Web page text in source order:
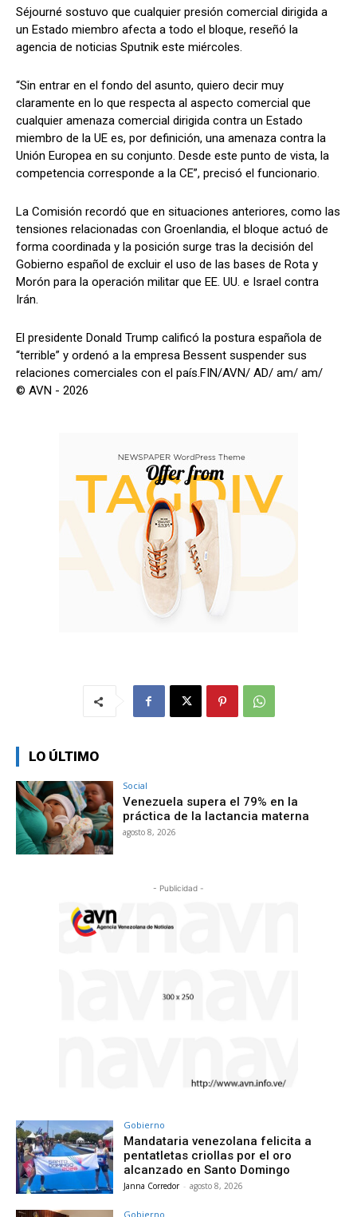
Séjourné sostuvo que cualquier presión comercial dirigida a
un Estado miembro afecta a todo el bloque, reseñó la
agencia de noticias Sputnik este miércoles.
“Sin entrar en el fondo del asunto, quiero decir muy
claramente en lo que respecta al aspecto comercial que
cualquier amenaza comercial dirigida contra un Estado
miembro de la UE es, por definición, una amenaza contra la
Unión Europea en su conjunto. Desde este punto de vista, la
competencia corresponde a la CE”, precisó el funcionario.
La Comisión recordó que en situaciones anteriores, como las
tensiones relacionadas con Groenlandia, el bloque actuó de
forma coordinada y la posición surge tras la decisión del
Gobierno español de excluir el uso de las bases de Rota y
Morón para la operación militar que EE. UU. e Israel contra
Irán.
El presidente Donald Trump calificó la postura española de
“terrible” y ordenó a la empresa Bessent suspender sus
relaciones comerciales con el país.FIN/AVN/ AD/ am/ am/
© AVN - 2026
LO ÚLTIMO
Social
Venezuela supera el 79% en la
práctica de la lactancia materna
agosto 8, 2026
- Publicidad -
Gobierno
Mandataria venezolana felicita a
pentatletas criollas por el oro
alcanzado en Santo Domingo
Janna Corredor - agosto 8, 2026
Gobierno